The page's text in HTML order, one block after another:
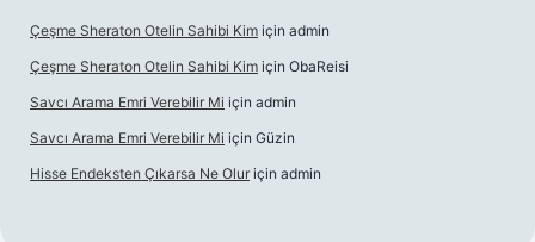
Çeşme Sheraton Otelin Sahibi Kim için admin
Çeşme Sheraton Otelin Sahibi Kim için ObaReisi
Savcı Arama Emri Verebilir Mi için admin
Savcı Arama Emri Verebilir Mi için Güzin
Hisse Endeksten Çıkarsa Ne Olur için admin